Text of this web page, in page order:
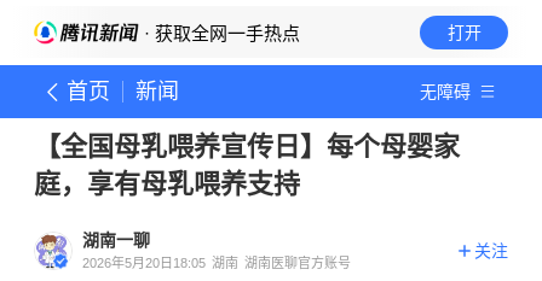
· 获取全网一手热点 打开
首页 新闻 无障碍
【全国母乳喂养宣传日】每个母婴家
庭，享有母乳喂养支持
湖南一聊
2026年5月20日18:05 湖南 湖南医聊官方账号
关注